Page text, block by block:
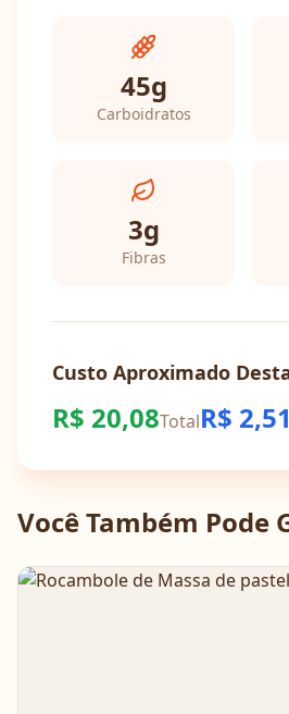
45g
Carboidratos
3g
Fibras
Custo Aproximado
R$ 20,08TotalR$ 2,51
Você Também Pode